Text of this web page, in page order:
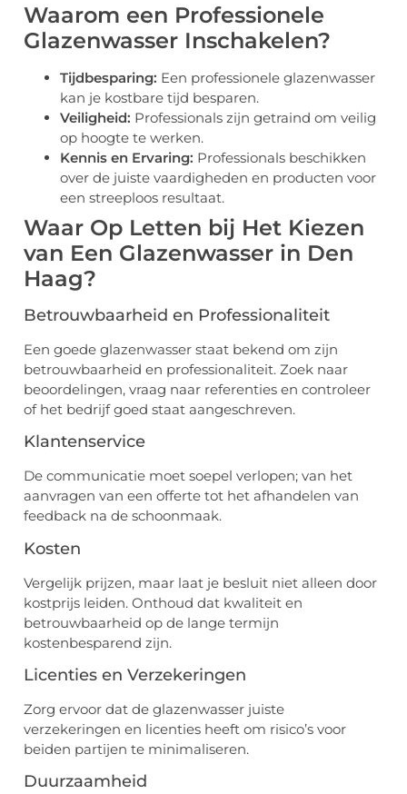
Waarom een Professionele
Glazenwasser Inschakelen?
Tijdbesparing: Een professionele glazenwasser
kan je kostbare tijd besparen.
Veiligheid: Professionals zijn getraind om veilig
op hoogte te werken.
Kennis en Ervaring: Professionals beschikken
over de juiste vaardigheden en producten voor
een streeploos resultaat.
Waar Op Letten bij Het Kiezen
van Een Glazenwasser in Den
Haag?
Betrouwbaarheid en Professionaliteit
Een goede glazenwasser staat bekend om zijn
betrouwbaarheid en professionaliteit. Zoek naar
beoordelingen, vraag naar referenties en controleer
of het bedrijf goed staat aangeschreven.
Klantenservice
De communicatie moet soepel verlopen; van het
aanvragen van een offerte tot het afhandelen van
feedback na de schoonmaak.
Kosten
Vergelijk prijzen, maar laat je besluit niet alleen door
kostprijs leiden. Onthoud dat kwaliteit en
betrouwbaarheid op de lange termijn
kostenbesparend zijn.
Licenties en Verzekeringen
Zorg ervoor dat de glazenwasser juiste
verzekeringen en licenties heeft om risico’s voor
beiden partijen te minimaliseren.
Duurzaamheid